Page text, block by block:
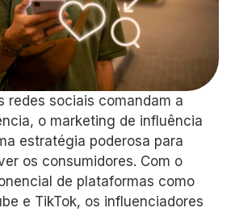
redes sociais comandam a
o marketing de influência
estratégia poderosa para
os consumidores. Com o
de plataformas como
e TikTok, os influenciadores